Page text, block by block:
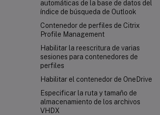
automáticas de la base de datos del
índice de búsqueda de Outlook
Contenedor de perfiles de Citrix
Profile Management
Habilitar la reescritura de varias
sesiones para contenedores de
perfiles
Habilitar el contenedor de OneDrive
Especificar la ruta y tamaño de
almacenamiento de los archivos
VHDX